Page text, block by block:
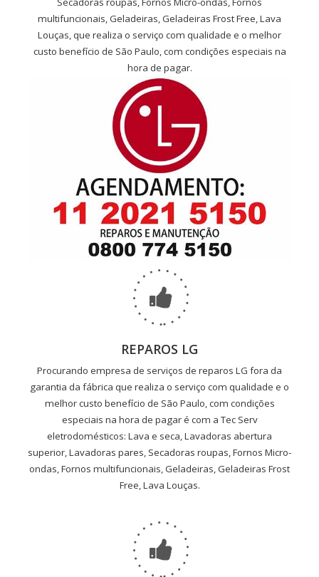
multifuncionais, Geladeiras, Geladeiras Frost Free, Lava
Louças, que realiza o serviço com qualidade e o melhor
custo benefício de São Paulo, com condições especiais na
hora de pagar.
REPAROS LG
Procurando empresa de serviços de reparos LG fora da
garantia da fábrica que realiza o serviço com qualidade e o
melhor custo benefício de São Paulo, com condições
especiais na hora de pagar é com a Tec Serv
eletrodomésticos: Lava e seca, Lavadoras abertura
superior, Lavadoras pares, Secadoras roupas, Fornos Micro-
ondas, Fornos multifuncionais, Geladeiras, Geladeiras Frost
Free, Lava Louças.